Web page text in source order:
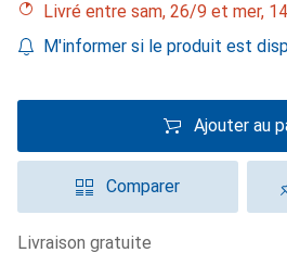
Livré entre sam, 26/9 et mer,
M'informer si le produit est
Ajouter au
Comparer
livraison gratuite